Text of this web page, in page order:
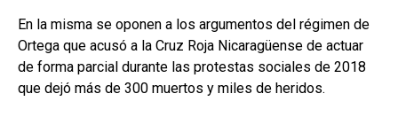
En la misma se oponen a los argumentos del régimen de
Ortega que acusó a la Cruz Roja Nicaragüense de actuar
de forma parcial durante las protestas sociales de 2018
que dejó más de 300 muertos y miles de heridos.